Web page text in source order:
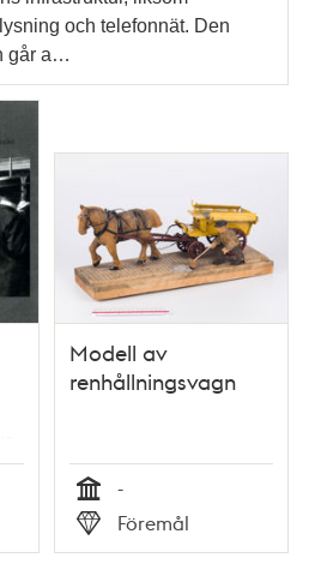
och telefonnät. Den
går a…
Modell av
renhållningsvagn
Tid
-
Typ
Föremål